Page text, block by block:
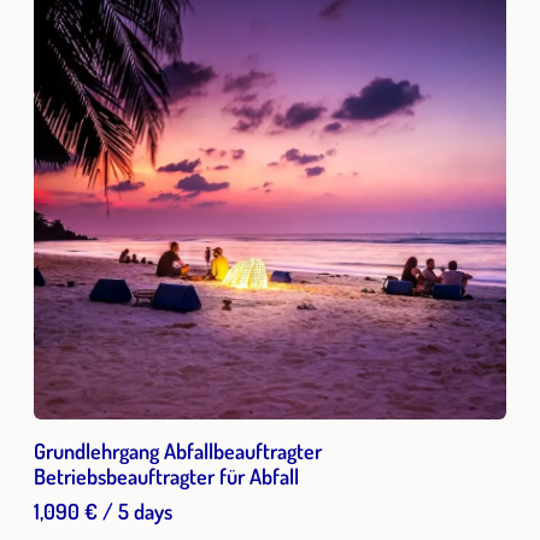
Grundlehrgang Abfallbeauftragter
Betriebsbeauftragter für Abfall
1,090 € / 5 days